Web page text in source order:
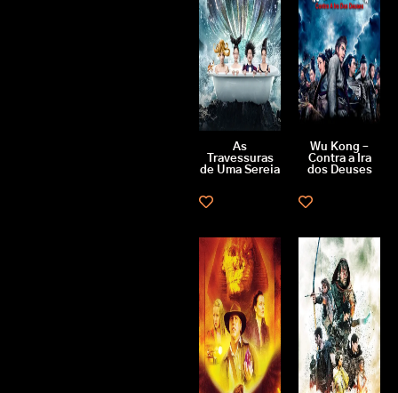
As
Travessuras
de Uma Sereia
Wu Kong –
Contra a Ira
dos Deuses